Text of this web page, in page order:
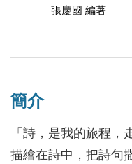
張慶國 編著
簡介
「詩，是我的旅程
描繪在詩中，把詩句